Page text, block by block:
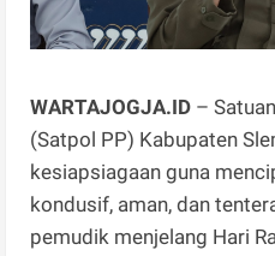
WARTAJOGJA.ID –
(Satpol PP) Kabupaten
kesiapsiagaan guna
kondusif, aman, dan
pemudik menjelang Hari